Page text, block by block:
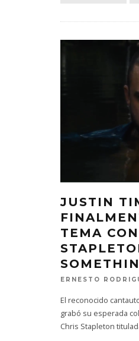
JUSTIN
TEMA
ERNESTO
El reconocido
grabó su esperada
Chris Stapleton